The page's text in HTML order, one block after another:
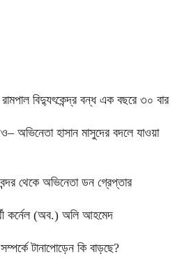
বিদ্যুৎকেন্দ্র বন্ধ এক বছরে ৩০ বার
অভিনেতা হাসান মাসুদের বদলে যাওয়া
থেকে অভিনেতা ডন গ্রেপ্তার
কর্নেল (অব.) অলি আহমেদ
টানাপোড়েন কি বাড়ছে?